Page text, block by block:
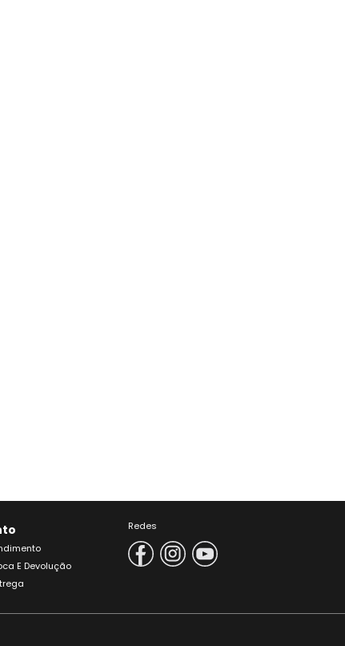
E Devolução
Redes